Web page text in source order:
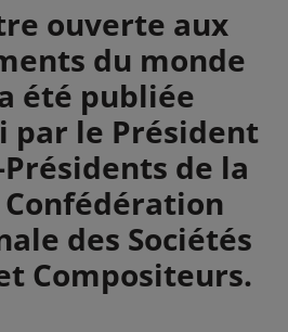
ouverte aux
du monde
été publiée
par le Président
de la
Confédération
des Sociétés
Compositeurs.